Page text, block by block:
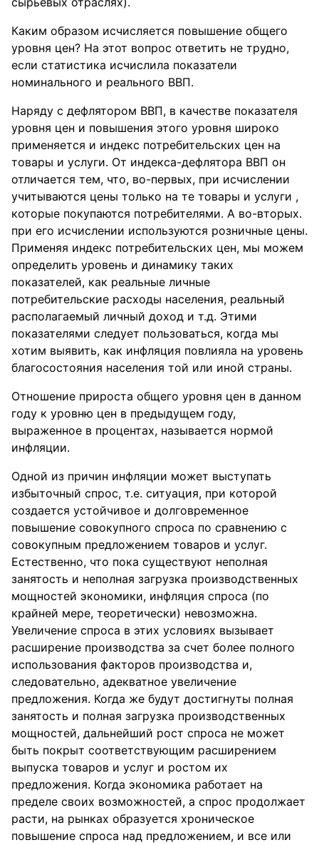
Каким образом исчисляется повышение общего
уровня цен? На этот вопрос ответить не трудно,
если статистика исчислила показатели
номинального и реального ВВП.
Наряду с дефлятором ВВП, в качестве показателя
уровня цен и повышения этого уровня широко
применяется и индекс потребительских цен на
товары и услуги. От индекса-дефлятора ВВП он
отличается тем, что, во-первых, при исчислении
учитываются цены только на те товары и услуги ,
которые покупаются потребителями. А во-вторых.
при его исчислении используются розничные цены.
Применяя индекс потребительских цен, мы можем
определить уровень и динамику таких
показателей, как реальные личные
потребительские расходы населения, реальный
располагаемый личный доход и т.д. Этими
показателями следует пользоваться, когда мы
хотим выявить, как инфляция повлияла на уровень
благосостояния населения той или иной страны.
Отношение прироста общего уровня цен в данном
году к уровню цен в предыдущем году,
выраженное в процентах, называется нормой
инфляции.
Одной из причин инфляции может выступать
избыточный спрос, т.е. ситуация, при которой
создается устойчивое и долговременное
повышение совокупного спроса по сравнению с
совокупным предложением товаров и услуг.
Естественно, что пока существуют неполная
занятость и неполная загрузка производственных
мощностей экономики, инфляция спроса (по
крайней мере, теоретически) невозможна.
Увеличение спроса в этих условиях вызывает
расширение производства за счет более полного
использования факторов производства и,
следовательно, адекватное увеличение
предложения. Когда же будут достигнуты полная
занятость и полная загрузка производственных
мощностей, дальнейший рост спроса не может
быть покрыт соответствующим расширением
выпуска товаров и услуг и ростом их
предложения. Когда экономика работает на
пределе своих возможностей, а спрос продолжает
расти, на рынках образуется хроническое
повышение спроса над предложением, и все или